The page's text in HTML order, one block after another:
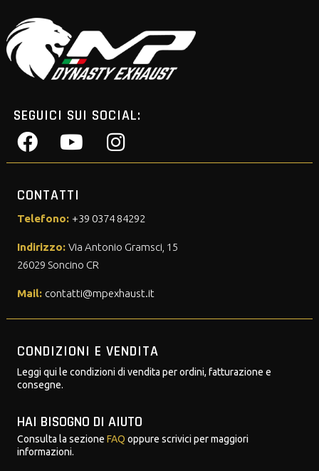
SEGUICI SUI SOCIAL:
CONTATTI
Telefono: +39 0374 84292
Indirizzo: Via Antonio Gramsci, 15
26029 Soncino CR
Mail: contatti@mpexhaust.it
CONDIZIONI E VENDITA
Leggi qui le condizioni di vendita per ordini, fatturazione e
consegne.
HAI BISOGNO DI AIUTO
Consulta la sezione FAQ oppure scrivici per maggiori
informazioni.